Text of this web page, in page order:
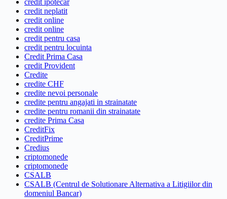
credit ipotecar
credit neplatit
credit online
credit online
credit pentru casa
credit pentru locuinta
Credit Prima Casa
credit Provident
Credite
credite CHF
credite nevoi personale
credite pentru angajati in strainatate
credite pentru romanii din strainatate
credite Prima Casa
CreditFix
CreditPrime
Credius
criptomonede
criptomonede
CSALB
CSALB (Centrul de Solutionare Alternativa a Litigiilor din
domeniul Bancar)